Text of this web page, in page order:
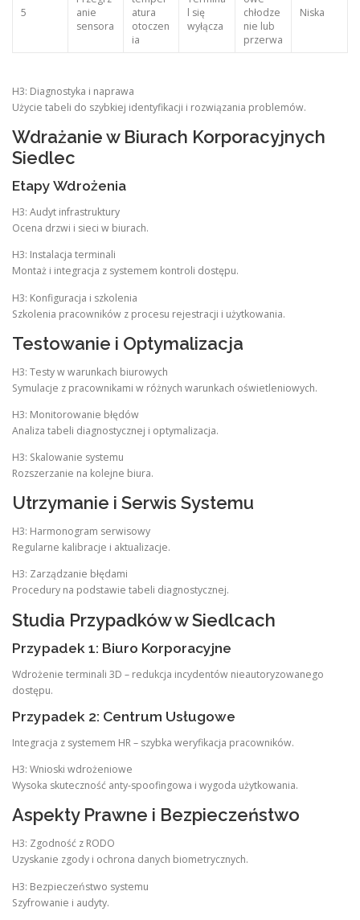
5
anie
sensora
atura
otoczen
ia
l się
wyłącza
chłodze
nie lub
przerwa
Niska
H3: Diagnostyka i naprawa
Użycie tabeli do szybkiej identyfikacji i rozwiązania problemów.
Wdrażanie w Biurach Korporacyjnych
Siedlec
Etapy Wdrożenia
H3: Audyt infrastruktury
Ocena drzwi i sieci w biurach.
H3: Instalacja terminali
Montaż i integracja z systemem kontroli dostępu.
H3: Konfiguracja i szkolenia
Szkolenia pracowników z procesu rejestracji i użytkowania.
Testowanie i Optymalizacja
H3: Testy w warunkach biurowych
Symulacje z pracownikami w różnych warunkach oświetleniowych.
H3: Monitorowanie błędów
Analiza tabeli diagnostycznej i optymalizacja.
H3: Skalowanie systemu
Rozszerzanie na kolejne biura.
Utrzymanie i Serwis Systemu
H3: Harmonogram serwisowy
Regularne kalibracje i aktualizacje.
H3: Zarządzanie błędami
Procedury na podstawie tabeli diagnostycznej.
Studia Przypadków w Siedlcach
Przypadek 1: Biuro Korporacyjne
Wdrożenie terminali 3D – redukcja incydentów nieautoryzowanego
dostępu.
Przypadek 2: Centrum Usługowe
Integracja z systemem HR – szybka weryfikacja pracowników.
H3: Wnioski wdrożeniowe
Wysoka skuteczność anty-spoofingowa i wygoda użytkowania.
Aspekty Prawne i Bezpieczeństwo
H3: Zgodność z RODO
Uzyskanie zgody i ochrona danych biometrycznych.
H3: Bezpieczeństwo systemu
Szyfrowanie i audyty.